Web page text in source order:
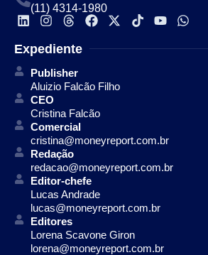
(11) 4314-1980
Expediente
Publisher
Aluizio Falcão Filho
CEO
Cristina Falcão
Comercial
cristina@moneyreport.com.br
Redação
redacao@moneyreport.com.br
Editor-chefe
Lucas Andrade
lucas@moneyreport.com.br
Editores
Lorena Scavone Giron
lorena@moneyreport.com.br